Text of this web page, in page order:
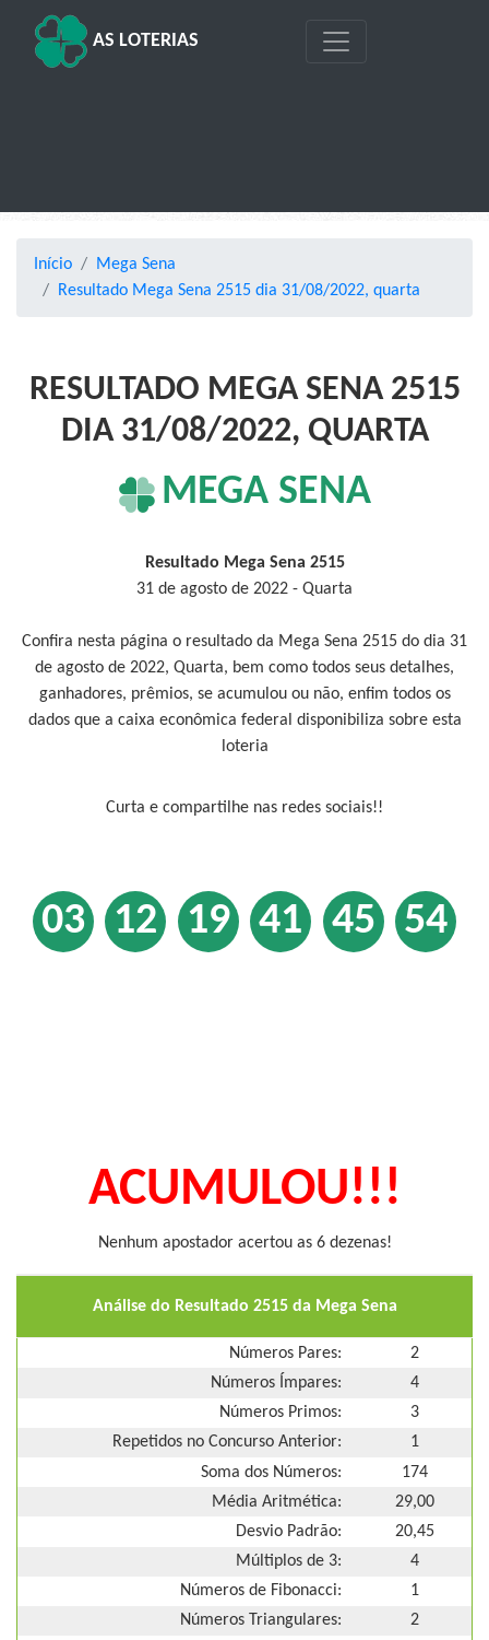
AS LOTERIAS
Início
Mega Sena
Resultado Mega Sena 2515 dia 31/08/2022, quarta
RESULTADO MEGA SENA 2515
DIA 31/08/2022, QUARTA
MEGA SENA
Resultado Mega Sena 2515
31 de agosto de 2022 - Quarta
Confira nesta página o resultado da Mega Sena 2515 do dia 31
de agosto de 2022, Quarta, bem como todos seus detalhes,
ganhadores, prêmios, se acumulou ou não, enfim todos os
dados que a caixa econômica federal disponibiliza sobre esta
loteria
Curta e compartilhe nas redes sociais!!
03 12 19 41 45 54
ACUMULOU!!!
Nenhum apostador acertou as 6 dezenas!
Análise do Resultado 2515 da Mega Sena
Números Pares:
2
Números Ímpares:
4
Números Primos:
3
Repetidos no Concurso Anterior:
1
Soma dos Números:
174
Média Aritmética:
29,00
Desvio Padrão:
20,45
Múltiplos de 3:
4
Números de Fibonacci:
1
Números Triangulares:
2